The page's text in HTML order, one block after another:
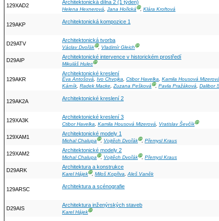
129XAD2
Architektonická dílna 2 (1 týden)
Helena Hexnerová, Jana HořickáⒼ, Klára Kroftová
129AKP Architektonická kompozice 1
D29ATV
Architektonická tvorba
Václav DvořákⒼ, Vladimír GleichⒼ
D29AIP
Architektonické intervence v historickém prostředí
Mikuláš HulecⒼ
129AKR
Architektonické kreslení
Eva Antošová, Ivo Chvojka, Ctibor Havelka, Kamila Housová
Kárník, Radek Macke,Zuzana PeškováⒼ, Pavla Pražáková, Dalibor
129AK2A Architektonické kreslení 2
129XA3K
Architektonické kreslení 3
Ctibor Havelka, Kamila Housová Mizerová, Vratislav ŠevčíkⒼ
129XAM1
Architektonické modely 1
Michal ChalupaⒼ, Vojtěch DvořákⒼ, Přemysl Kraus
129XAM2
Architektonické modely 2
Michal ChalupaⒼ, Vojtěch DvořákⒼ, Přemysl Kraus
D29ARK
Architektura a konstrukce
Karel HájekⒼ, Miloš Kopřiva,Aleš Vaněk
129ARSC Architektura a scénografie
D29AIS
Architektura inženýrských staveb
Karel HájekⒼ